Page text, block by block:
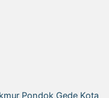
Pondok Gede Kota